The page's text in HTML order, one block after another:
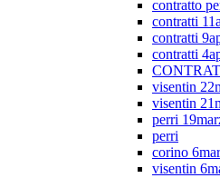
contratto
contratti
contratti
contratti
visentin
visentin
perri
perri
corino
visentin